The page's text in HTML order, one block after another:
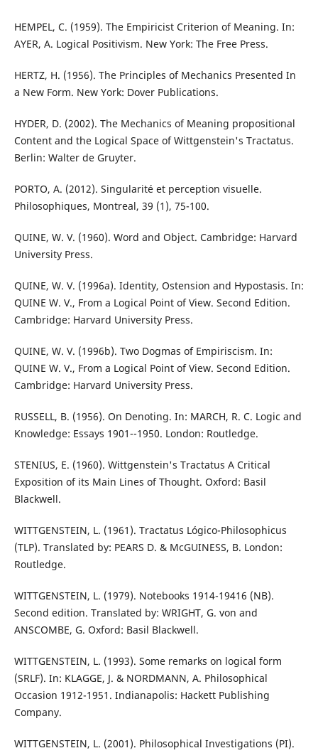
HEMPEL, C. (1959). The Empiricist Criterion of Meaning. In:
AYER, A. Logical Positivism. New York: The Free Press.
HERTZ, H. (1956). The Principles of Mechanics Presented In
a New Form. New York: Dover Publications.
HYDER, D. (2002). The Mechanics of Meaning propositional
Content and the Logical Space of Wittgenstein's Tractatus.
Berlin: Walter de Gruyter.
PORTO, A. (2012). Singularité et perception visuelle.
Philosophiques, Montreal, 39 (1), 75-100.
QUINE, W. V. (1960). Word and Object. Cambridge: Harvard
University Press.
QUINE, W. V. (1996a). Identity, Ostension and Hypostasis. In:
QUINE W. V., From a Logical Point of View. Second Edition.
Cambridge: Harvard University Press.
QUINE, W. V. (1996b). Two Dogmas of Empiriscism. In:
QUINE W. V., From a Logical Point of View. Second Edition.
Cambridge: Harvard University Press.
RUSSELL, B. (1956). On Denoting. In: MARCH, R. C. Logic and
Knowledge: Essays 1901--1950. London: Routledge.
STENIUS, E. (1960). Wittgenstein's Tractatus A Critical
Exposition of its Main Lines of Thought. Oxford: Basil
Blackwell.
WITTGENSTEIN, L. (1961). Tractatus Lógico-Philosophicus
(TLP). Translated by: PEARS D. & McGUINESS, B. London:
Routledge.
WITTGENSTEIN, L. (1979). Notebooks 1914-19416 (NB).
Second edition. Translated by: WRIGHT, G. von and
ANSCOMBE, G. Oxford: Basil Blackwell.
WITTGENSTEIN, L. (1993). Some remarks on logical form
(SRLF). In: KLAGGE, J. & NORDMANN, A. Philosophical
Occasion 1912-1951. Indianapolis: Hackett Publishing
Company.
WITTGENSTEIN, L. (2001). Philosophical Investigations (PI).